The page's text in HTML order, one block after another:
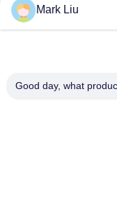
Kuas makeup bubuk
XGF Coklat Tua yang
Luxury Artist
Mark Liu
Good day, what